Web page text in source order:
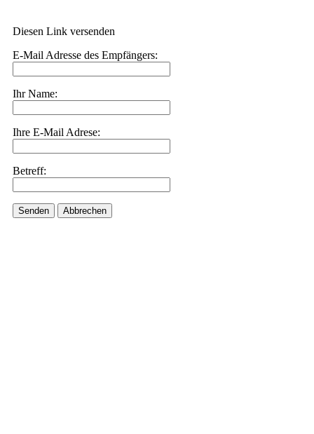
Diesen Link versenden
E-Mail Adresse des Empfängers:
Ihr Name:
Ihre E-Mail Adrese:
Betreff:
Senden Abbrechen